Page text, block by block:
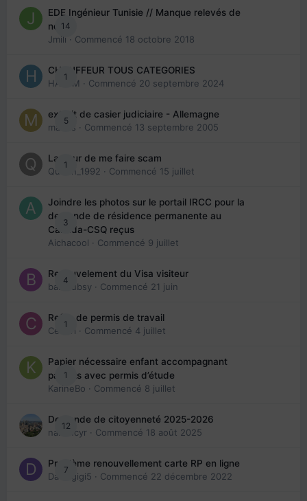
14
EDE Ingénieur Tunisie // Manque relevés de
note
Jmili · Commencé 18 octobre 2018
1
CHAUFFEUR TOUS CATEGORIES
HAZEM · Commencé 20 septembre 2024
5
extrait de casier judiciaire - Allemagne
maries · Commencé 13 septembre 2005
1
La peur de me faire scam
Queen_1992 · Commencé 15 juillet
3
Joindre les photos sur le portail IRCC pour la
demande de résidence permanente au
Canada-CSQ reçus
Aichacool · Commencé 9 juillet
4
Renouvelement du Visa visiteur
babibubsy · Commencé 21 juin
1
Refus de permis de travail
Cedbri · Commencé 4 juillet
1
Papier nécessaire enfant accompagnant
parents avec permis d’étude
KarineBo · Commencé 8 juillet
12
Demande de citoyenneté 2025-2026
nanancyr · Commencé 18 août 2025
7
Problème renouvellement carte RP en ligne
Davidgigi5 · Commencé 22 décembre 2022